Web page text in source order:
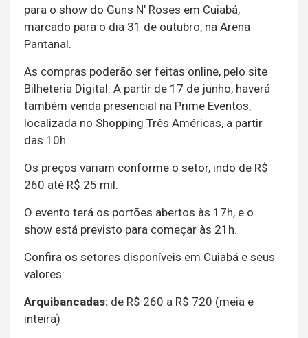
para o show do Guns N’ Roses em Cuiabá,
marcado para o dia 31 de outubro, na Arena
Pantanal.
As compras poderão ser feitas online, pelo site
Bilheteria Digital. A partir de 17 de junho, haverá
também venda presencial na Prime Eventos,
localizada no Shopping Três Américas, a partir
das 10h.
Os preços variam conforme o setor, indo de R$
260 até R$ 25 mil.
O evento terá os portões abertos às 17h, e o
show está previsto para começar às 21h.
Confira os setores disponíveis em Cuiabá e seus
valores:
Arquibancadas: de R$ 260 a R$ 720 (meia e
inteira)